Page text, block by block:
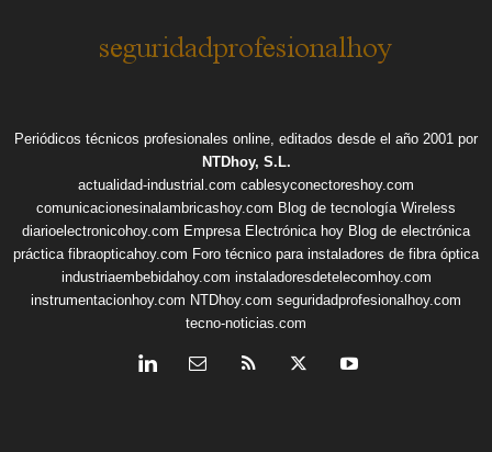
Periódicos técnicos profesionales online, editados desde el año 2001 por
NTDhoy, S.L.
actualidad-industrial.com cablesyconectoreshoy.com
comunicacionesinalambricashoy.com Blog de tecnología Wireless
diarioelectronicohoy.com Empresa Electrónica hoy Blog de electrónica
práctica fibraopticahoy.com Foro técnico para instaladores de fibra óptica
industriaembebidahoy.com instaladoresdetelecomhoy.com
instrumentacionhoy.com NTDhoy.com seguridadprofesionalhoy.com
tecno-noticias.com